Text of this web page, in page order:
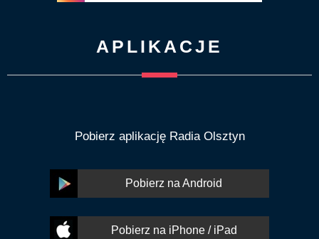
APLIKACJE
Pobierz aplikację Radia Olsztyn
Pobierz na Android
Pobierz na iPhone / iPad